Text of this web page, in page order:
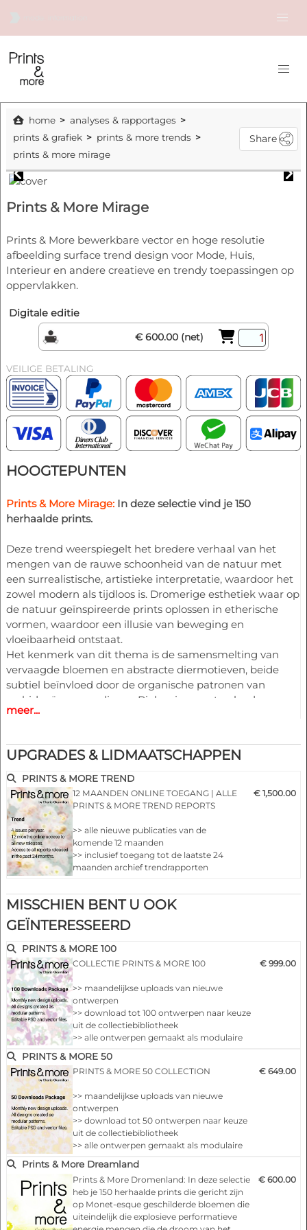
home
analyses & rapportages
prints & grafiek
prints & more trends
prints & more mirage
Share
Prints & More Mirage
Prints & More bewerkbare vector en hoge resolutie
afbeelding surface trend design voor Mode, Huis,
Interieur en andere creatieve en trendy toepassingen op
oppervlakken.
Digitale editie
€ 600.00 (net)
VEILIGE BETALING
HOOGTEPUNTEN
Prints & More Mirage: In deze selectie vind je 150
herhaalde prints.
Deze trend weerspiegelt het bredere verhaal van het
mengen van de rauwe schoonheid van de natuur met
een surrealistische, artistieke interpretatie, waardoor het
zowel modern als tijdloos is. Dromerige esthetiek waar op
de natuur geïnspireerde prints oplossen in etherische
vormen, waardoor een illusie van beweging en
vloeibaarheid ontstaat.
Het kenmerk van dit thema is de samensmelting van
vervaagde bloemen en abstracte diermotieven, beide
subtiel beïnvloed door de organische patronen van
orchideeën en zeedieren. Bioluminescente gloed voor
vlekken en rokerige texturen van orchideeënblaadjes, die
ontwerpen.
Highlights:
- Modieus volgens de laatste catwalks.
- Ontwerpen voor elk product
- 150 modulaire herhalingsprints
- Alle bestanden alsPDF/EPS-bestanden en ofPSD/JPG
- Vrij te gebruiken in overeenstemming met de
auteursrechtelijke voorwaarden
meer...
UPGRADES & LIDMAATSCHAPPEN
PRINTS & MORE TREND
12 MAANDEN ONLINE TOEGANG | ALLE
PRINTS & MORE TREND REPORTS
>> alle nieuwe publicaties van de
komende 12 maanden
>> inclusief toegang tot de laatste 24
maanden archief trendrapporten
gloednieuwe en uitgebreide
trendrapporten inclusief kleurentrends
individueel bewerkbare en modulaire
>> download tot 50 volledige PDF u…
€ 1,500.00
MISSCHIEN BENT U OOK
GEÏNTERESSEERD
PRINTS & MORE 100
COLLECTIE PRINTS & MORE 100
>> maandelijkse uploads van nieuwe
ontwerpen
>> download tot 100 ontwerpen naar keuze
uit de collectiebibliotheek
>> alle ontwerpen gemaakt als modulaire
>> alle ontwerpen als bewerkbare PSD- of
vectorbestanden
>> bruikbaar voor alle oppervlakken en
producten
€ 999.00
PRINTS & MORE 50
PRINTS & MORE 50 COLLECTION
>> maandelijkse uploads van nieuwe
ontwerpen
>> download tot 50 ontwerpen naar keuze
uit de collectiebibliotheek
>> alle ontwerpen gemaakt als modulaire
>> alle ontwerpen als bewerkbare PSD- of
vectorbestanden
>> kosten per ontwerp minder dan € 13 !!!
>> bruikbaar voor alle oppervlakken en
producten
€ 649.00
Prints & More Dreamland
Prints & More Dromenland: In deze selectie
heb je 150 herhaalde prints die gericht zijn
op Monet-esque geschilderde bloemen die
uiteindelijk die explosieve performatieve
€ 600.00